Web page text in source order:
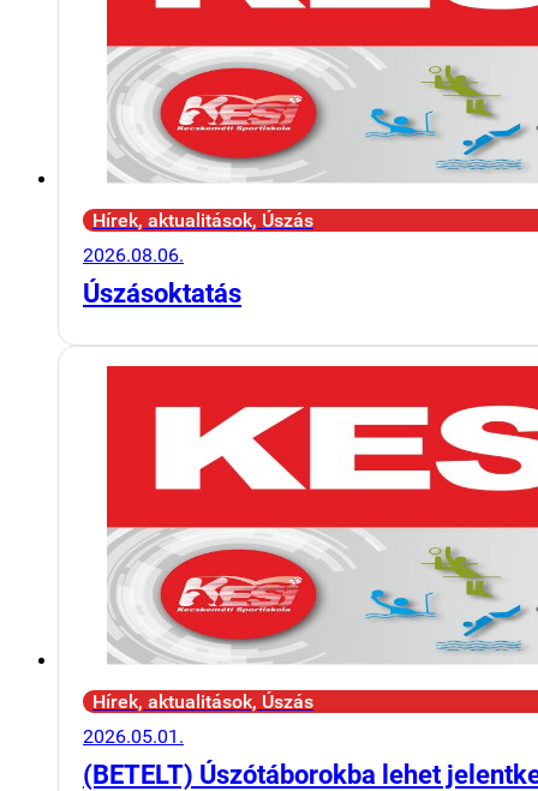
Hírek, aktualitások, Úszás
2026.08.06.
Úszásoktatás
Hírek, aktualitások, Úszás
2026.05.01.
(BETELT) Úszótáborokba lehet